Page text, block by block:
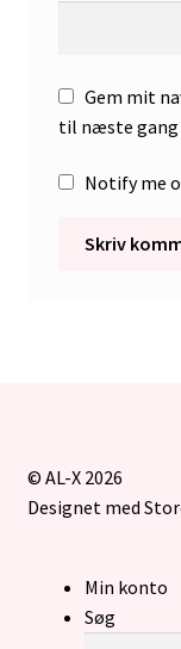
Gem mit
til næste gang
Notify me
© AL-X 2026
Designet med
Min konto
Søg